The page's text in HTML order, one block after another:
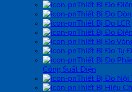
Thiết Bị Đo
Thiết Bị Đo
Thiết Bị Đo LCR
Thiết Bị Đo
Thiết Bị Đo
Thiết Bị Đo Tụ
Thiết Bị Đo
Công Suất Điện
Thiết Bị Đo Nội
Thiết Bị Hiệu